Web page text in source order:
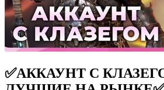
✅АККАУНТ С